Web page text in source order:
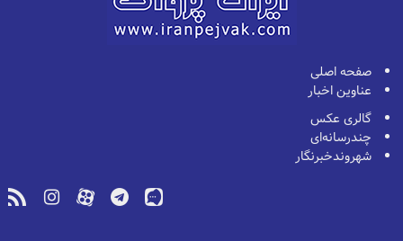
صفحه اصلی
عناوین اخبار
گالری عکس
چندرسانه‌ای
شهروندخبرنگار